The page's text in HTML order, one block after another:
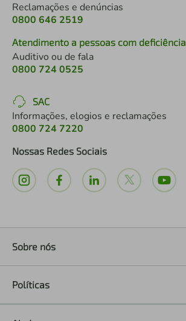
Reclamações e denúncias
0800 646 2519
Atendimento a pessoas com deficiência
Auditivo ou de fala
0800 724 0525
SAC
Informações, elogios e reclamações
0800 724 7220
Nossas Redes Sociais
Sobre nós
Políticas